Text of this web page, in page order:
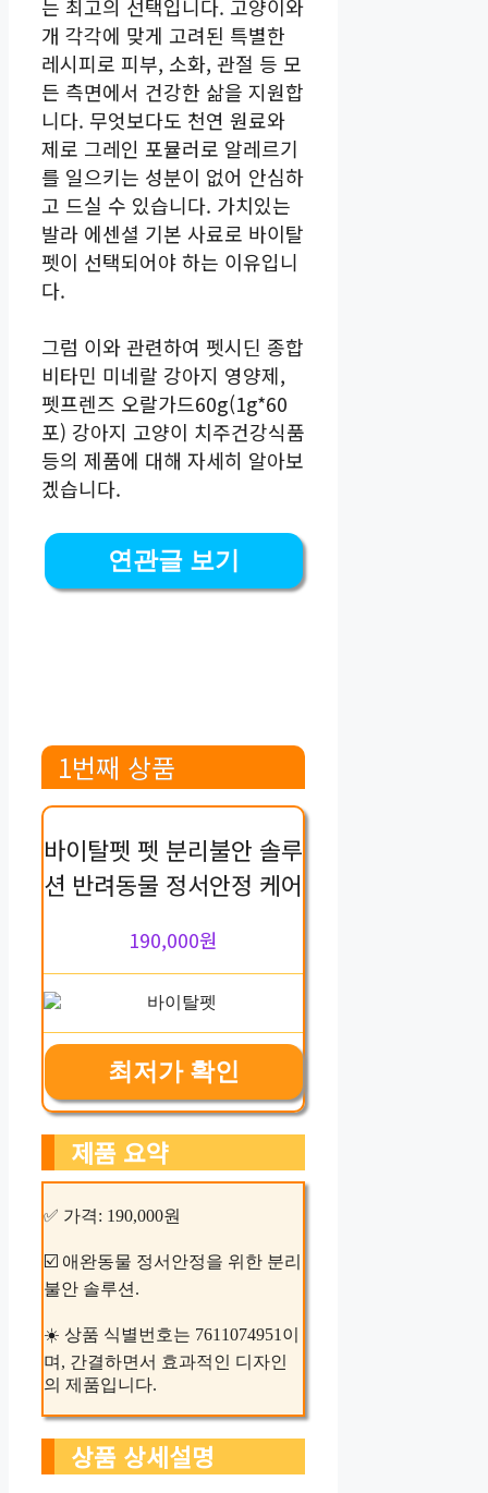
는 최고의 선택입니다. 고양이와
개 각각에 맞게 고려된 특별한
레시피로 피부, 소화, 관절 등 모
든 측면에서 건강한 삶을 지원합
니다. 무엇보다도 천연 원료와
제로 그레인 포뮬러로 알레르기
를 일으키는 성분이 없어 안심하
고 드실 수 있습니다. 가치있는
발라 에센셜 기본 사료로 바이탈
펫이 선택되어야 하는 이유입니
다.
그럼 이와 관련하여 펫시딘 종합
비타민 미네랄 강아지 영양제,
펫프렌즈 오랄가드60g(1g*60
포) 강아지 고양이 치주건강식품
등의 제품에 대해 자세히 알아보
겠습니다.
연관글 보기
1번째 상품
바이탈펫 펫 분리불안 솔루
션 반려동물 정서안정 케어
190,000원
최저가 확인
제품 요약
✅ 가격: 190,000원
☑️ 애완동물 정서안정을 위한 분리
불안 솔루션.
☀️ 상품 식별번호는 7611074951이
며, 간결하면서 효과적인 디자인
의 제품입니다.
상품 상세설명